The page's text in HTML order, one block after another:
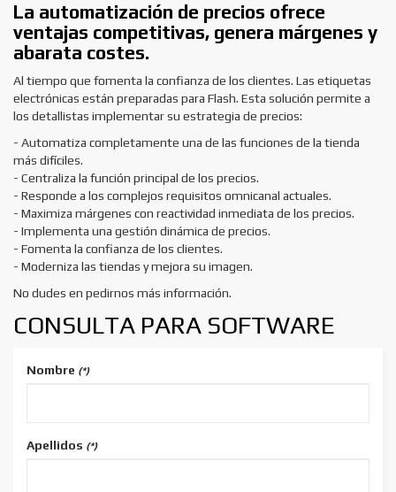
La automatización de precios ofrece
ventajas competitivas, genera márgenes y
abarata costes.
Al tiempo que fomenta la confianza de los clientes. Las etiquetas
electrónicas están preparadas para Flash. Esta solución permite a
los detallistas implementar su estrategia de precios:
- Automatiza completamente una de las funciones de la tienda
más difíciles.
- Centraliza la función principal de los precios.
- Responde a los complejos requisitos omnicanal actuales.
- Maximiza márgenes con reactividad inmediata de los precios.
- Implementa una gestión dinámica de precios.
- Fomenta la confianza de los clientes.
- Moderniza las tiendas y mejora su imagen.
No dudes en pedirnos más información.
CONSULTA PARA SOFTWARE
Nombre (*)
Apellidos (*)